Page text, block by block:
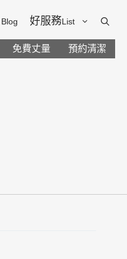
Blog 好服務List
免費丈量 預約清潔